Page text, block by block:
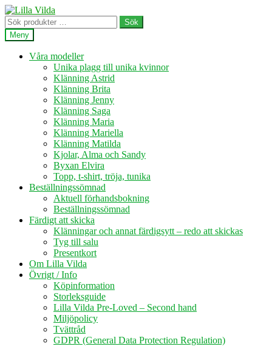
Hoppa
till
navigering
Hoppa
till
innehåll
Sök
efter:
Sök
Meny
Våra modeller
Unika plagg till unika kvinnor
Klänning Astrid
Klänning Brita
Klänning Jenny
Klänning Saga
Klänning Maria
Klänning Mariella
Klänning Matilda
Kjolar, Alma och Sandy
Byxan Elvira
Topp, t-shirt, tröja, tunika
Beställningssömnad
Aktuell förhandsbokning
Beställningssömnad
Färdigt att skicka
Klänningar och annat färdigsytt – redo att skickas
Tyg till salu
Presentkort
Om Lilla Vilda
Övrigt / Info
Köpinformation
Storleksguide
Lilla Vilda Pre-Loved – Second hand
Miljöpolicy
Tvättråd
GDPR (General Data Protection Regulation)